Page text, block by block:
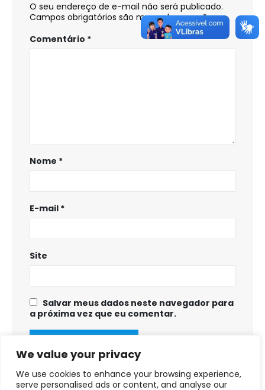
We value your privacy
We use cookies to enhance your browsing experience,
serve personalised ads or content, and analyse our
O seu endereço de e-mail não será publicado.
Campos obrigatórios são marcados com*
Comentário *
Nome *
E-mail *
Site
Salvar meus dados neste navegador para
a próxima vez que eu comentar.